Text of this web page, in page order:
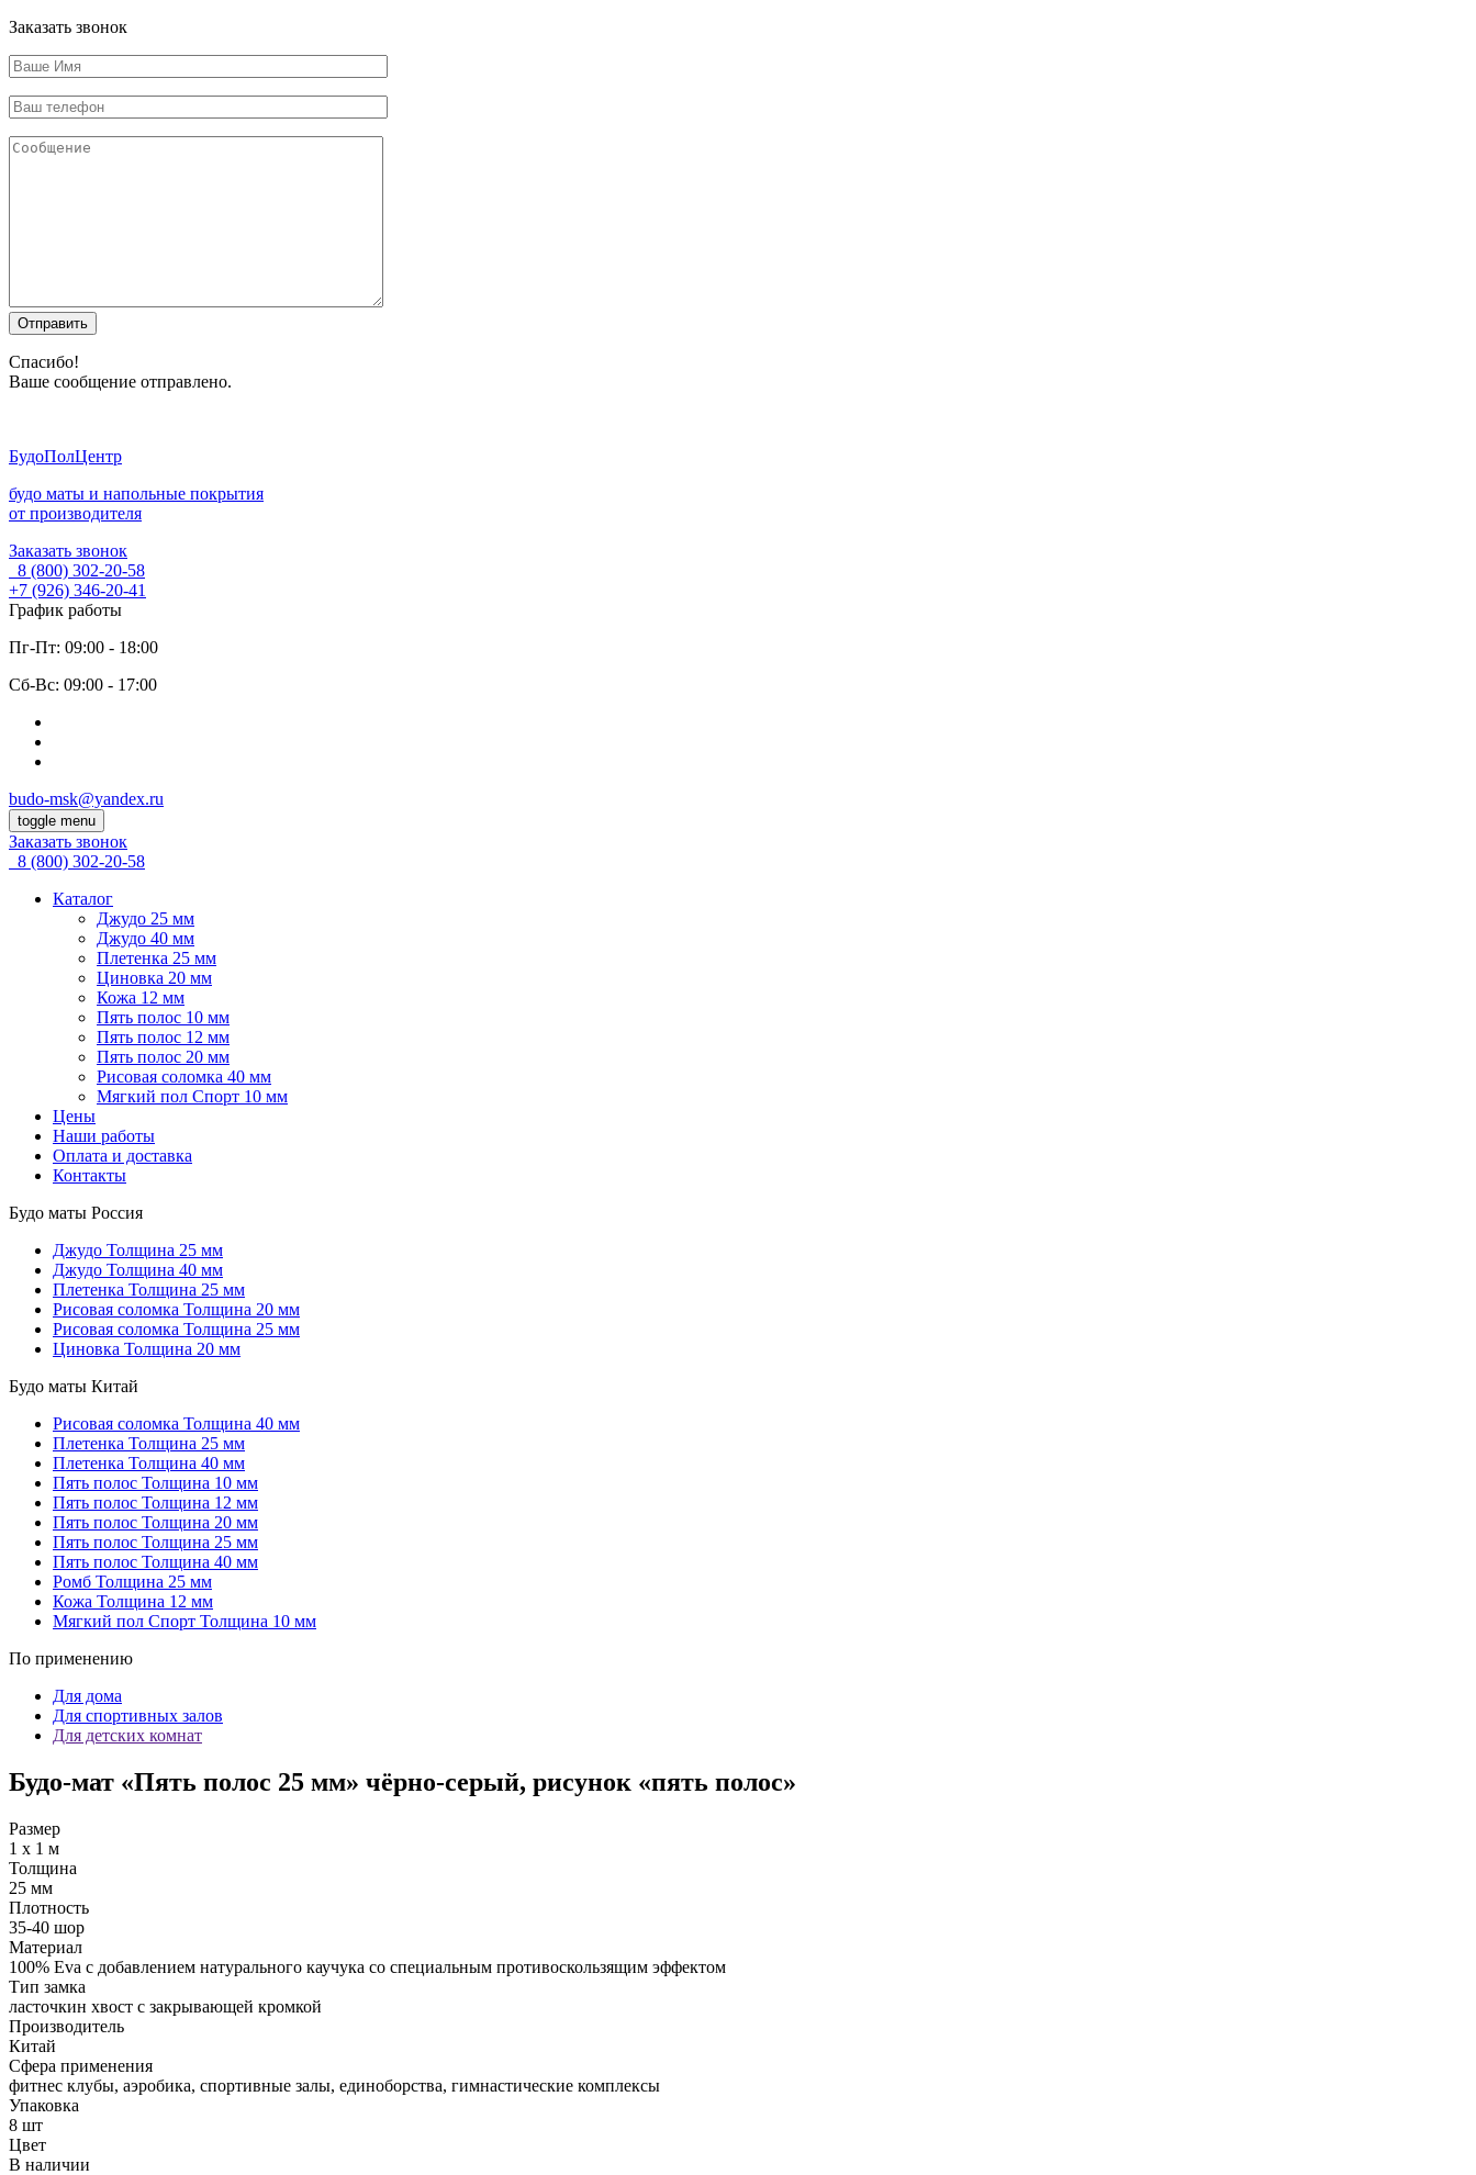
Заказать звонок
Отправить
Спасибо!
Ваше сообщение отправлено.
БудоПолЦентр
будо маты и напольные покрытия
от производителя
Заказать звонок
8 (800) 302-20-58
+7 (926) 346-20-41
График работы
Пг-Пт: 09:00 - 18:00
Cб-Вс: 09:00 - 17:00
budo-msk@yandex.ru
toggle menu
Заказать звонок
8 (800) 302-20-58
Каталог
Джудо 25 мм
Джудо 40 мм
Плетенка 25 мм
Циновка 20 мм
Кожа 12 мм
Пять полос 10 мм
Пять полос 12 мм
Пять полос 20 мм
Рисовая соломка 40 мм
Мягкий пол Спорт 10 мм
Цены
Наши работы
Оплата и доставка
Контакты
Будо маты Россия
Джудо Толщина 25 мм
Джудо Толщина 40 мм
Плетенка Толщина 25 мм
Рисовая соломка Толщина 20 мм
Рисовая соломка Толщина 25 мм
Циновка Толщина 20 мм
Будо маты Китай
Рисовая соломка Толщина 40 мм
Плетенка Толщина 25 мм
Плетенка Толщина 40 мм
Пять полос Толщина 10 мм
Пять полос Толщина 12 мм
Пять полос Толщина 20 мм
Пять полос Толщина 25 мм
Пять полос Толщина 40 мм
Ромб Толщина 25 мм
Кожа Толщина 12 мм
Мягкий пол Спорт Толщина 10 мм
По применению
Для дома
Для спортивных залов
Для детских комнат
Будо-мат «Пять полос 25 мм» чёрно-серый, рисунок «пять полос»
Размер
1 х 1 м
Толщина
25 мм
Плотность
35-40 шор
Материал
100% Eva с добавлением натурального каучука со специальным противоскользящим эффектом
Тип замка
ласточкин хвост с закрывающей кромкой
Производитель
Китай
Сфера применения
фитнес клубы, аэробика, спортивные залы, единоборства, гимнастические комплексы
Упаковка
8 шт
Цвет
В наличии